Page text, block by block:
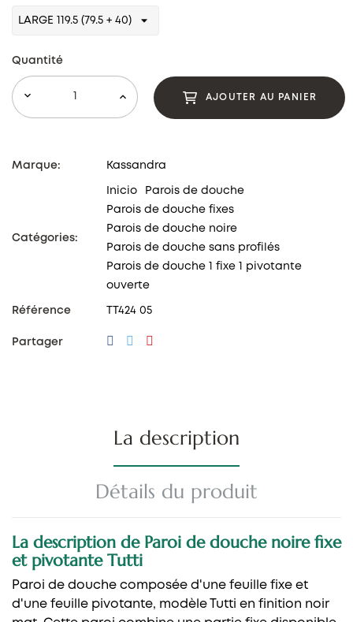
Quantité
AJOUTER AU PANIER
Marque: Kassandra
Catégories:
Inicio
Parois de douche
Parois de douche fixes
Parois de douche noire
Parois de douche sans profilés
Parois de douche 1 fixe 1 pivotante
ouverte
Référence TT424 05
Partager
La description
Détails du produit
La description de Paroi de douche noire fixe
et pivotante Tutti
Paroi de douche composée d'une feuille fixe et
d'une feuille pivotante, modèle Tutti en finition noir